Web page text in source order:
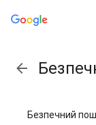
Безпечний